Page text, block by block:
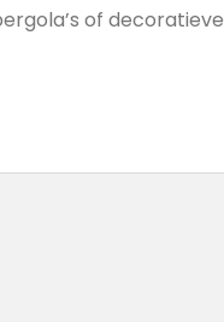
of decoratieve